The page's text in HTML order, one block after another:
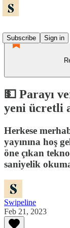
Subscribe
Sign in
💵 Parayı
yeni ücretli
Herkese
yayınına hoş
öne çıkan
saniyelik
Swipeline
Feb 21, 2023